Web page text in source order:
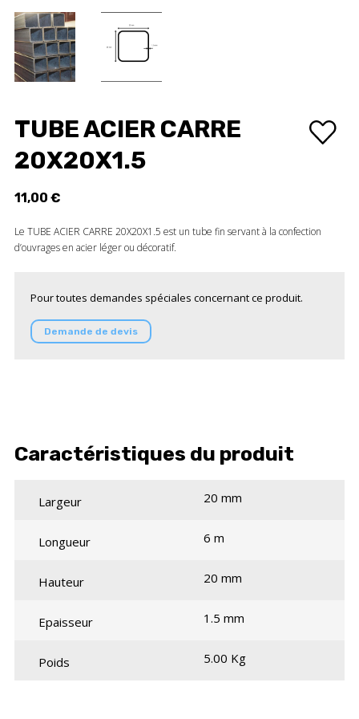
TUBE ACIER CARRE
20X20X1.5
11,00 €
Le TUBE ACIER CARRE 20X20X1.5 est un tube fin servant à la confection
d’ouvrages en acier léger ou décoratif.
Pour toutes demandes spéciales concernant ce produit.
Demande de devis
Caractéristiques du produit
Largeur 20 mm
Longueur 6 m
Hauteur 20 mm
Epaisseur 1.5 mm
Poids 5.00 Kg